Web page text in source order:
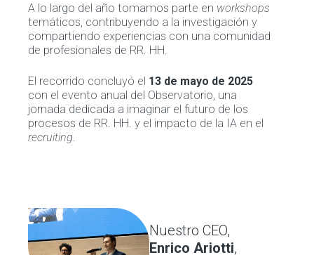
A lo largo del año tomamos parte en workshops
temáticos, contribuyendo a la investigación y
compartiendo experiencias con una comunidad
de profesionales de RR. HH.
El recorrido concluyó el 13 de mayo de 2025
con el evento anual del Observatorio, una
jornada dedicada a imaginar el futuro de los
procesos de RR. HH. y el impacto de la IA en el
recruiting
Nuestro CEO,
Enrico Ariotti,